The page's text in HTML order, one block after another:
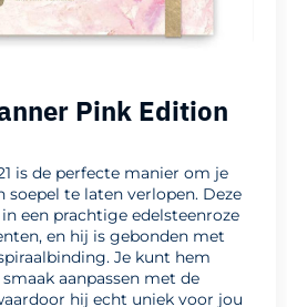
Pink Edition
is de perfecte manier om je
soepel te laten verlopen. Deze
een prachtige edelsteenroze
en hij is gebonden met
Je kunt hem
aanpassen met de
hij echt uniek voor jou